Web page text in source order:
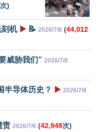
次)
机 ▶️ 📝 2026/7/8 (44,012
威胁我们” 2026/7/8
半导体历史？ ▶️ 2026/7/8
责 2026/7/8 (42,949次)